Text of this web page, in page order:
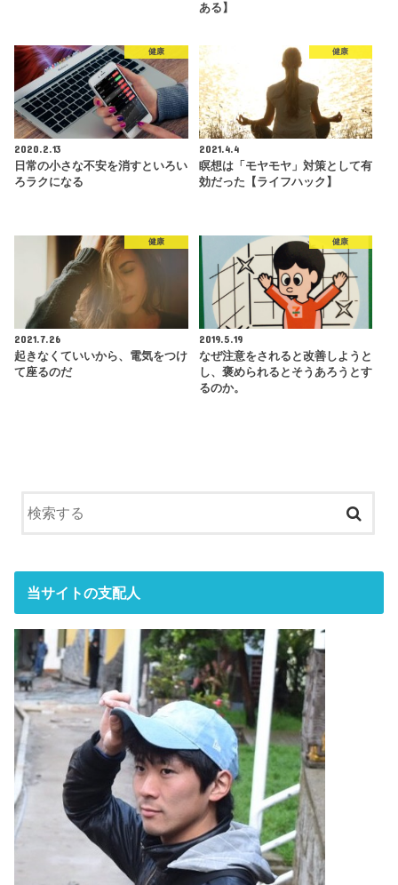
ある】
健康
2020.2.13
日常の小さな不安を消すといろい
ろラクになる
健康
2021.4.4
瞑想は「モヤモヤ」対策として有
効だった【ライフハック】
健康
2021.7.26
起きなくていいから、電気をつけ
て座るのだ
健康
2019.5.19
なぜ注意をされると改善しようと
し、褒められるとそうあろうとす
るのか。
当サイトの支配人